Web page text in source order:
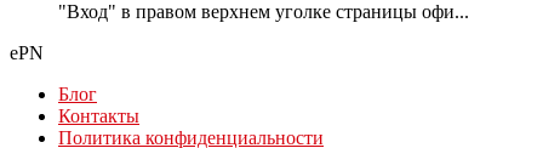
"Вход" в правом верхнем уголке страницы офи...
ePN
Блог
Контакты
Политика конфиденциальности